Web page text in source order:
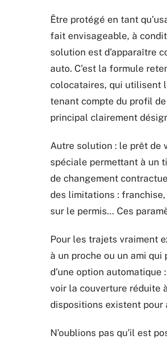
Être protégé en tant
fait envisageable, à
solution est d’apparaître
auto. C’est la formule
colocataires, qui utilisent
tenant compte du profil
principal clairement
Autre solution : le prêt de
spéciale permettant à un
de changement
des limitations :
sur le permis… Ces
Pour les trajets vraiment
à un proche ou un ami qui
d’une option
voir la couverture réduite
dispositions existent pour
N’oublions pas qu’il est